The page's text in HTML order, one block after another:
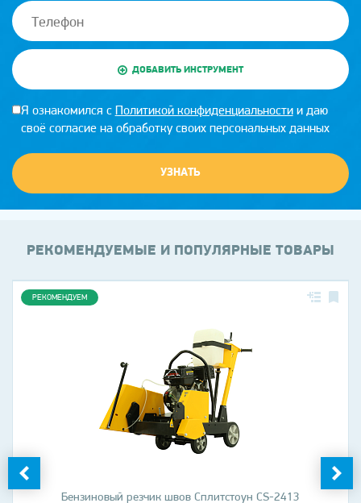
ДОБАВИТЬ ИНСТРУМЕНТ
Я ознакомился с Политикой конфиденциальностии даю
своё согласие на обработку своих персональных данных
УЗНАТЬ
РЕКОМЕНДУЕМЫЕ И ПОПУЛЯРНЫЕ ТОВАРЫ
Бензиновый резчик швов Сплитстоун CS-2413
РЕКОМЕНДУЕМ